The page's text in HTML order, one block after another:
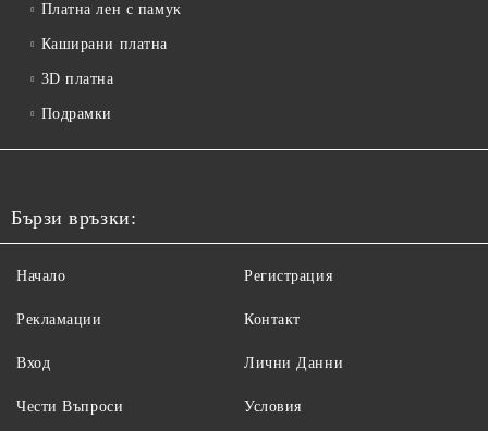
Платна лен с памук
Каширани платна
3D платна
Подрамки
Бързи връзки:
Начало
Рекламации
Вход
Чести Въпроси
Регистрация
Контакт
Лични Данни
Условия